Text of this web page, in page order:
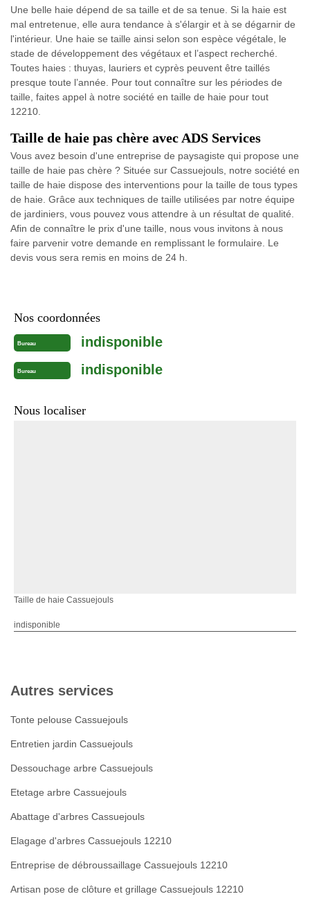
Une belle haie dépend de sa taille et de sa tenue. Si la haie est
mal entretenue, elle aura tendance à s'élargir et à se dégarnir de
l'intérieur. Une haie se taille ainsi selon son espèce végétale, le
stade de développement des végétaux et l’aspect recherché.
Toutes haies : thuyas, lauriers et cyprès peuvent être taillés
presque toute l’année. Pour tout connaître sur les périodes de
taille, faites appel à notre société en taille de haie pour tout
12210.
Taille de haie pas chère avec ADS Services
Vous avez besoin d'une entreprise de paysagiste qui propose une
taille de haie pas chère ? Située sur Cassuejouls, notre société en
taille de haie dispose des interventions pour la taille de tous types
de haie. Grâce aux techniques de taille utilisées par notre équipe
de jardiniers, vous pouvez vous attendre à un résultat de qualité.
Afin de connaître le prix d'une taille, nous vous invitons à nous
faire parvenir votre demande en remplissant le formulaire. Le
devis vous sera remis en moins de 24 h.
Nos coordonnées
Bureau indisponible
Bureau indisponible
Nous localiser
Taille de haie Cassuejouls
indisponible
Autres services
Tonte pelouse Cassuejouls
Entretien jardin Cassuejouls
Dessouchage arbre Cassuejouls
Etetage arbre Cassuejouls
Abattage d'arbres Cassuejouls
Elagage d'arbres Cassuejouls 12210
Entreprise de débroussaillage Cassuejouls 12210
Artisan pose de clôture et grillage Cassuejouls 12210